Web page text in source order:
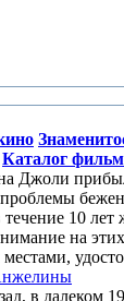
Каталог
Джоли
течение 10
на
в далеком